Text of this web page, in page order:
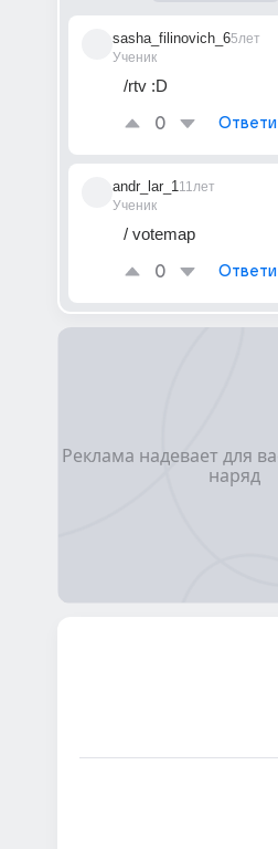
sasha_filinovich_6
Ученик
5лет
/rtv :D
0
andr_lar_1
Ученик
11лет
/ votemap
0